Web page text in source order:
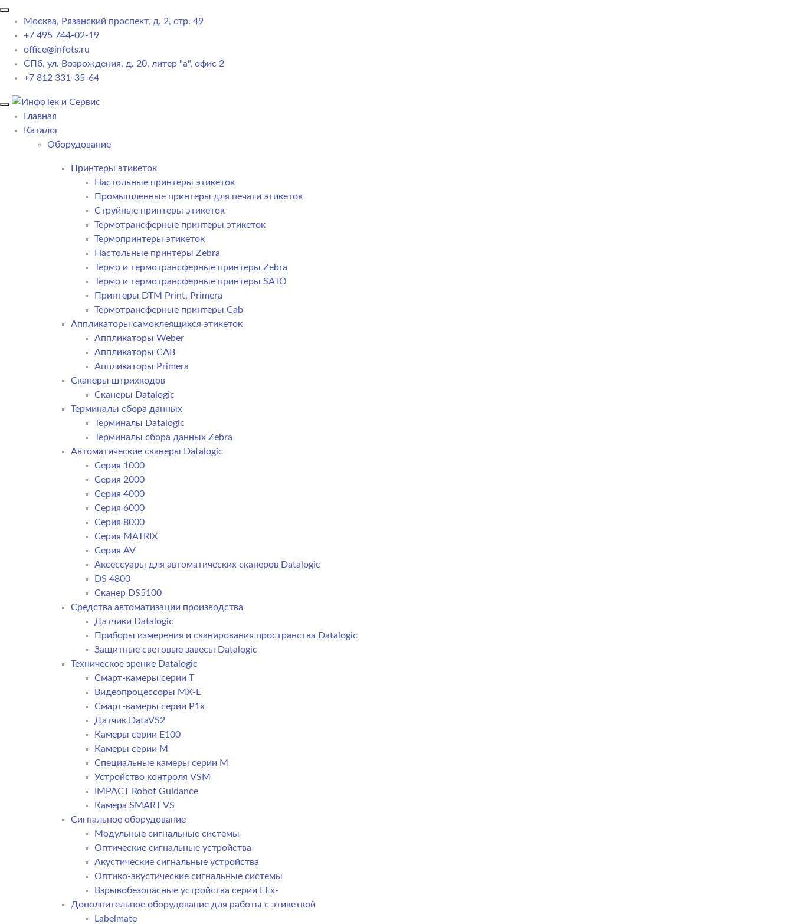
Москва, Рязанский проспект, д. 2, стр. 49
+7 495 744-02-19
office@infots.ru
СПб, ул. Возрождения, д. 20, литер "a", офис 2
+7 812 331-35-64
Главная
Каталог
Оборудование
Принтеры этикеток
Настольные принтеры этикеток
Промышленные принтеры для печати этикеток
Струйные принтеры этикеток
Термотрансферные принтеры этикеток
Термопринтеры этикеток
Настольные принтеры Zebra
Термо и термотрансферные принтеры Zebra
Термо и термотрансферные принтеры SATO
Принтеры DTM Print, Primera
Термотрансферные принтеры Cab
Аппликаторы самоклеящихся этикеток
Аппликаторы Weber
Аппликаторы CAB
Аппликаторы Primera
Сканеры штрихкодов
Сканеры Datalogic
Терминалы сбора данных
Терминалы Datalogic
Терминалы сбора данных Zebra
Автоматические сканеры Datalogic
Серия 1000
Серия 2000
Серия 4000
Серия 6000
Серия 8000
Серия MATRIX
Серия AV
Аксессуары для автоматических сканеров Datalogic
DS 4800
Сканер DS5100
Средства автоматизации производства
Датчики Datalogic
Приборы измерения и сканирования пространства Datalogic
Защитные световые завесы Datalogic
Техническое зрение Datalogic
Смарт-камеры серии T
Видеопроцессоры MX-E
Смарт-камеры серии P1x
Датчик DataVS2
Камеры серии E100
Камеры серии M
Специальные камеры серии M
Устройство контроля VSM
IMPACT Robot Guidance
Камера SMART VS
Cигнальное оборудование
Модульные сигнальные системы
Оптические сигнальные устройства
Акустические сигнальные устройства
Оптико-акустические сигнальные системы
Взрывобезопасные устройства серии EEx-
Дополнительное оборудование для работы с этикеткой
Labelmate